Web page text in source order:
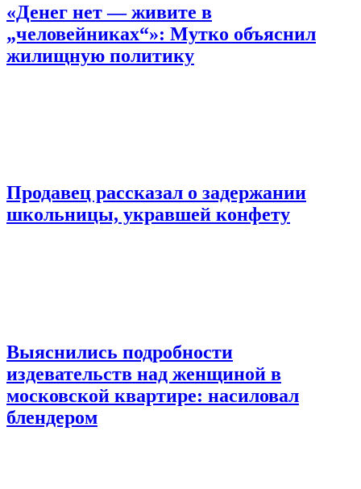
«Денег нет — живите в
„человейниках“»: Мутко объяснил
жилищную политику
Продавец рассказал о задержании
школьницы, укравшей конфету
Выяснились подробности
издевательств над женщиной в
московской квартире: насиловал
блендером